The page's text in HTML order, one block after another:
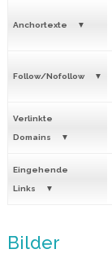
Anchortexte
Follow/Nofollow
Verlinkte
Domains
Eingehende
Links
Bilder